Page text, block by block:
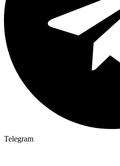
Telegram